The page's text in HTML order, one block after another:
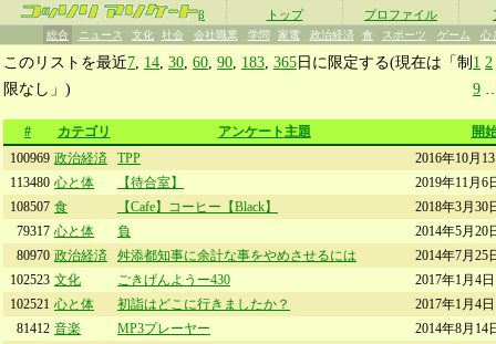
β トップ プロファイル
総合 ニュース 文化 社会 会社職業 学問 家電 政治経済 食 スポーツ ゲーム 心
このリストを最近7 14 30 60 90 183 365日に限定する(現在は「制
限なし」)
1 2
9
# カテゴリ アンケート主題
開
100969 政治経済 TPP
2016年10月
113480 心と体 【待合室】
2019年11月6
108507 食 【Cafe】コーヒー【Black】
2018年3月30
79317 心と体 負
2014年5月20
80970 政治経済 舛添都知事に余計な事をやめさせるには
2014年7月25
102523 文化 ごきげんようー430
2017年1月4
102521 心と体 初詣はどこに行きましたか？
2017年1月4
81412 音楽 MP3プレーヤー
2014年8月14